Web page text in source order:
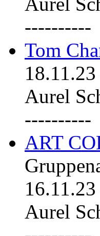
----------
Tom
18.11.23
Aurel
----------
ART
16.11.23
Aurel